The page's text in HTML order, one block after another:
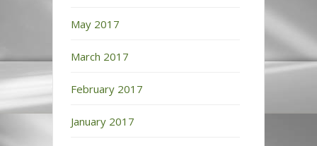
May 2017
March 2017
February 2017
January 2017